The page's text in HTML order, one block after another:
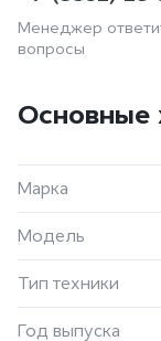
Менеджер
вопросы
Основные
Марка
Модель
Тип техники
Год выпуска